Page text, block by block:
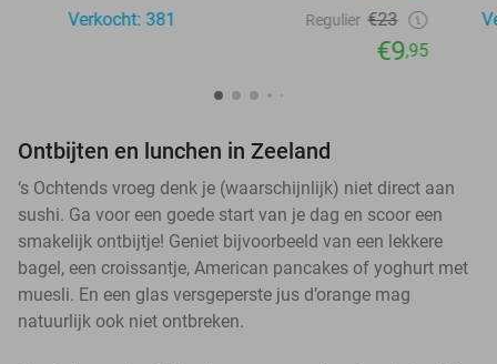
Verkocht: 381
Regulier €23
€9,95
Ontbijten en lunchen in Zeeland
‘s Ochtends vroeg denk je (waarschijnlijk) niet direct aan
sushi. Ga voor een goede start van je dag en scoor een
smakelijk ontbijtje! Geniet bijvoorbeeld van een lekkere
bagel, een croissantje, American pancakes of yoghurt met
muesli. En een glas versgeperste jus d’orange mag
natuurlijk ook niet ontbreken.